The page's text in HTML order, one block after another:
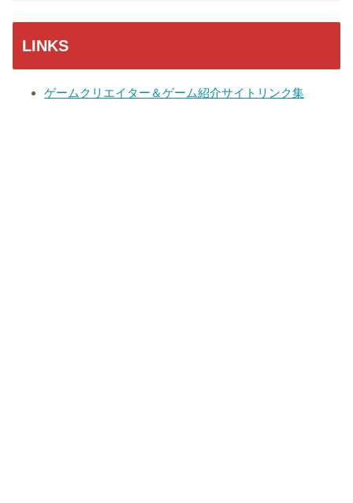
LINKS
ゲームクリエイター＆ゲーム紹介サイトリンク集